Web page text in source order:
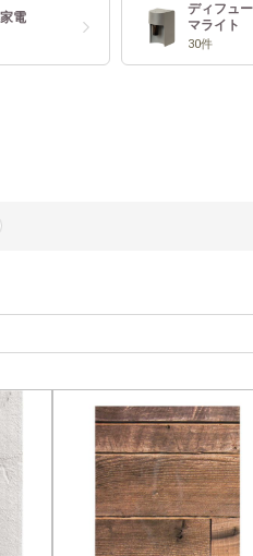
電
ディフュ
マライト
30件
142件